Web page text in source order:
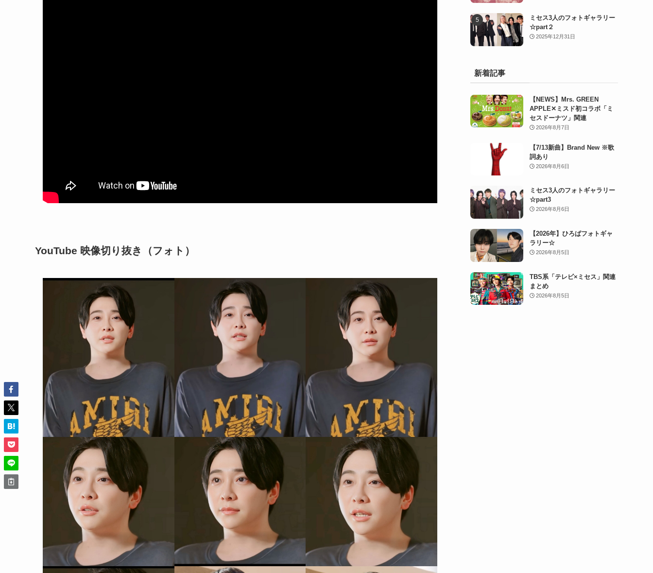
YouTube 映像切り抜き（フォト）
ミセス3人のフォトギャラリー
☆part２
2025年12月31日
新着記事
【NEWS】Mrs. GREEN
APPLE✕ミスド初コラボ「ミ
セスドーナツ」関連
2026年8月7日
【7/13新曲】Brand New ※歌
詞あり
2026年8月6日
ミセス3人のフォトギャラリー
☆part3
2026年8月6日
【2026年】ひろぱフォトギャ
ラリー☆
2026年8月5日
TBS系「テレビ×ミセス」関連
まとめ
2026年8月5日